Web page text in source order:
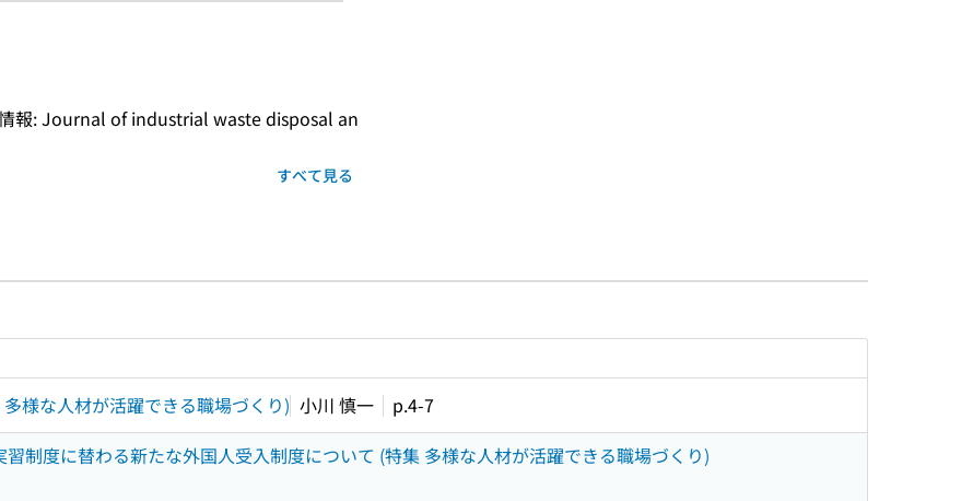
報: Journal of industrial waste disposal an
すべて見る
プページへのリンク
で目次内を検索
様な人材が活躍できる職場づくり) 小川 慎一
p.4-7
制度に替わる新たな外国人受入制度について (特集 多様な人材が活躍できる職場づくり)